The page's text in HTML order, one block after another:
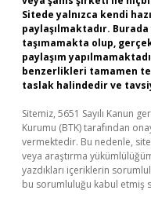
Sitede yalnızca kendi
paylaşılmaktadır.
taşımamakta olup,
paylaşım
benzerlikleri tamamen
taslak halindedir ve
Sitemiz, 5651 Sayılı Kanun
Kurumu (BTK) tarafından
vermektedir. Bu nedenle,
veya araştırma
yazdıkları içeriklerin
bu sorumluluğu kabul etmiş